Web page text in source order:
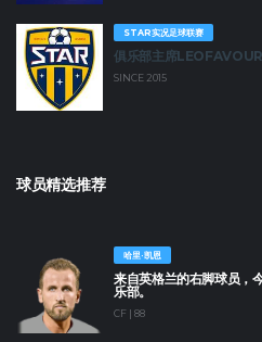
STAR实况足球联赛
俱乐部主席
SINCE 2015
球员精选推荐
哈里·凯恩
来自英格兰的右脚球员，
乐部。
CF | 88